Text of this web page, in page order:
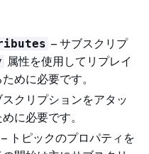
– サブスクリプ
属性を使用してリプレイ
めに必要です。
クリプションをアタッ
に必要です。
– トピックのプロパティを